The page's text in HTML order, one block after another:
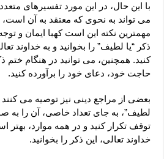
با این حال، در این مورد تفسیرهای
می تواند به نحوی که معتقد به آن است،
مهمترین نکته این است کهبا ایمان و
ذکر “یا لطیف” را بخوانید و به خداوند
کنید. همچنین، می توانید در هنگام ختم
حاجت خود، دعای خود را برآورده کنید.
بعضی از مراجع دینی نیز توصیه می کنند
لطیف”، به جای تعداد خاصی، آن را به
توقف تکرار کنید و در همه موارد، بهتر
خداوند تعالی، این ذکر را بخوانید.